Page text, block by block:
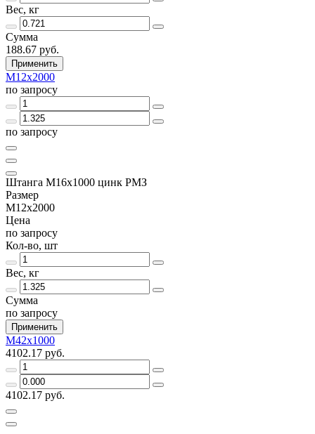
Вес, кг
Сумма
188.67 руб.
Применить
М12х2000
по запросу
по запросу
Штанга М16х1000 цинк РМЗ
Размер
М12х2000
Цена
по запросу
Кол-во, шт
Вес, кг
Сумма
по запросу
Применить
М42х1000
4102.17 руб.
4102.17 руб.